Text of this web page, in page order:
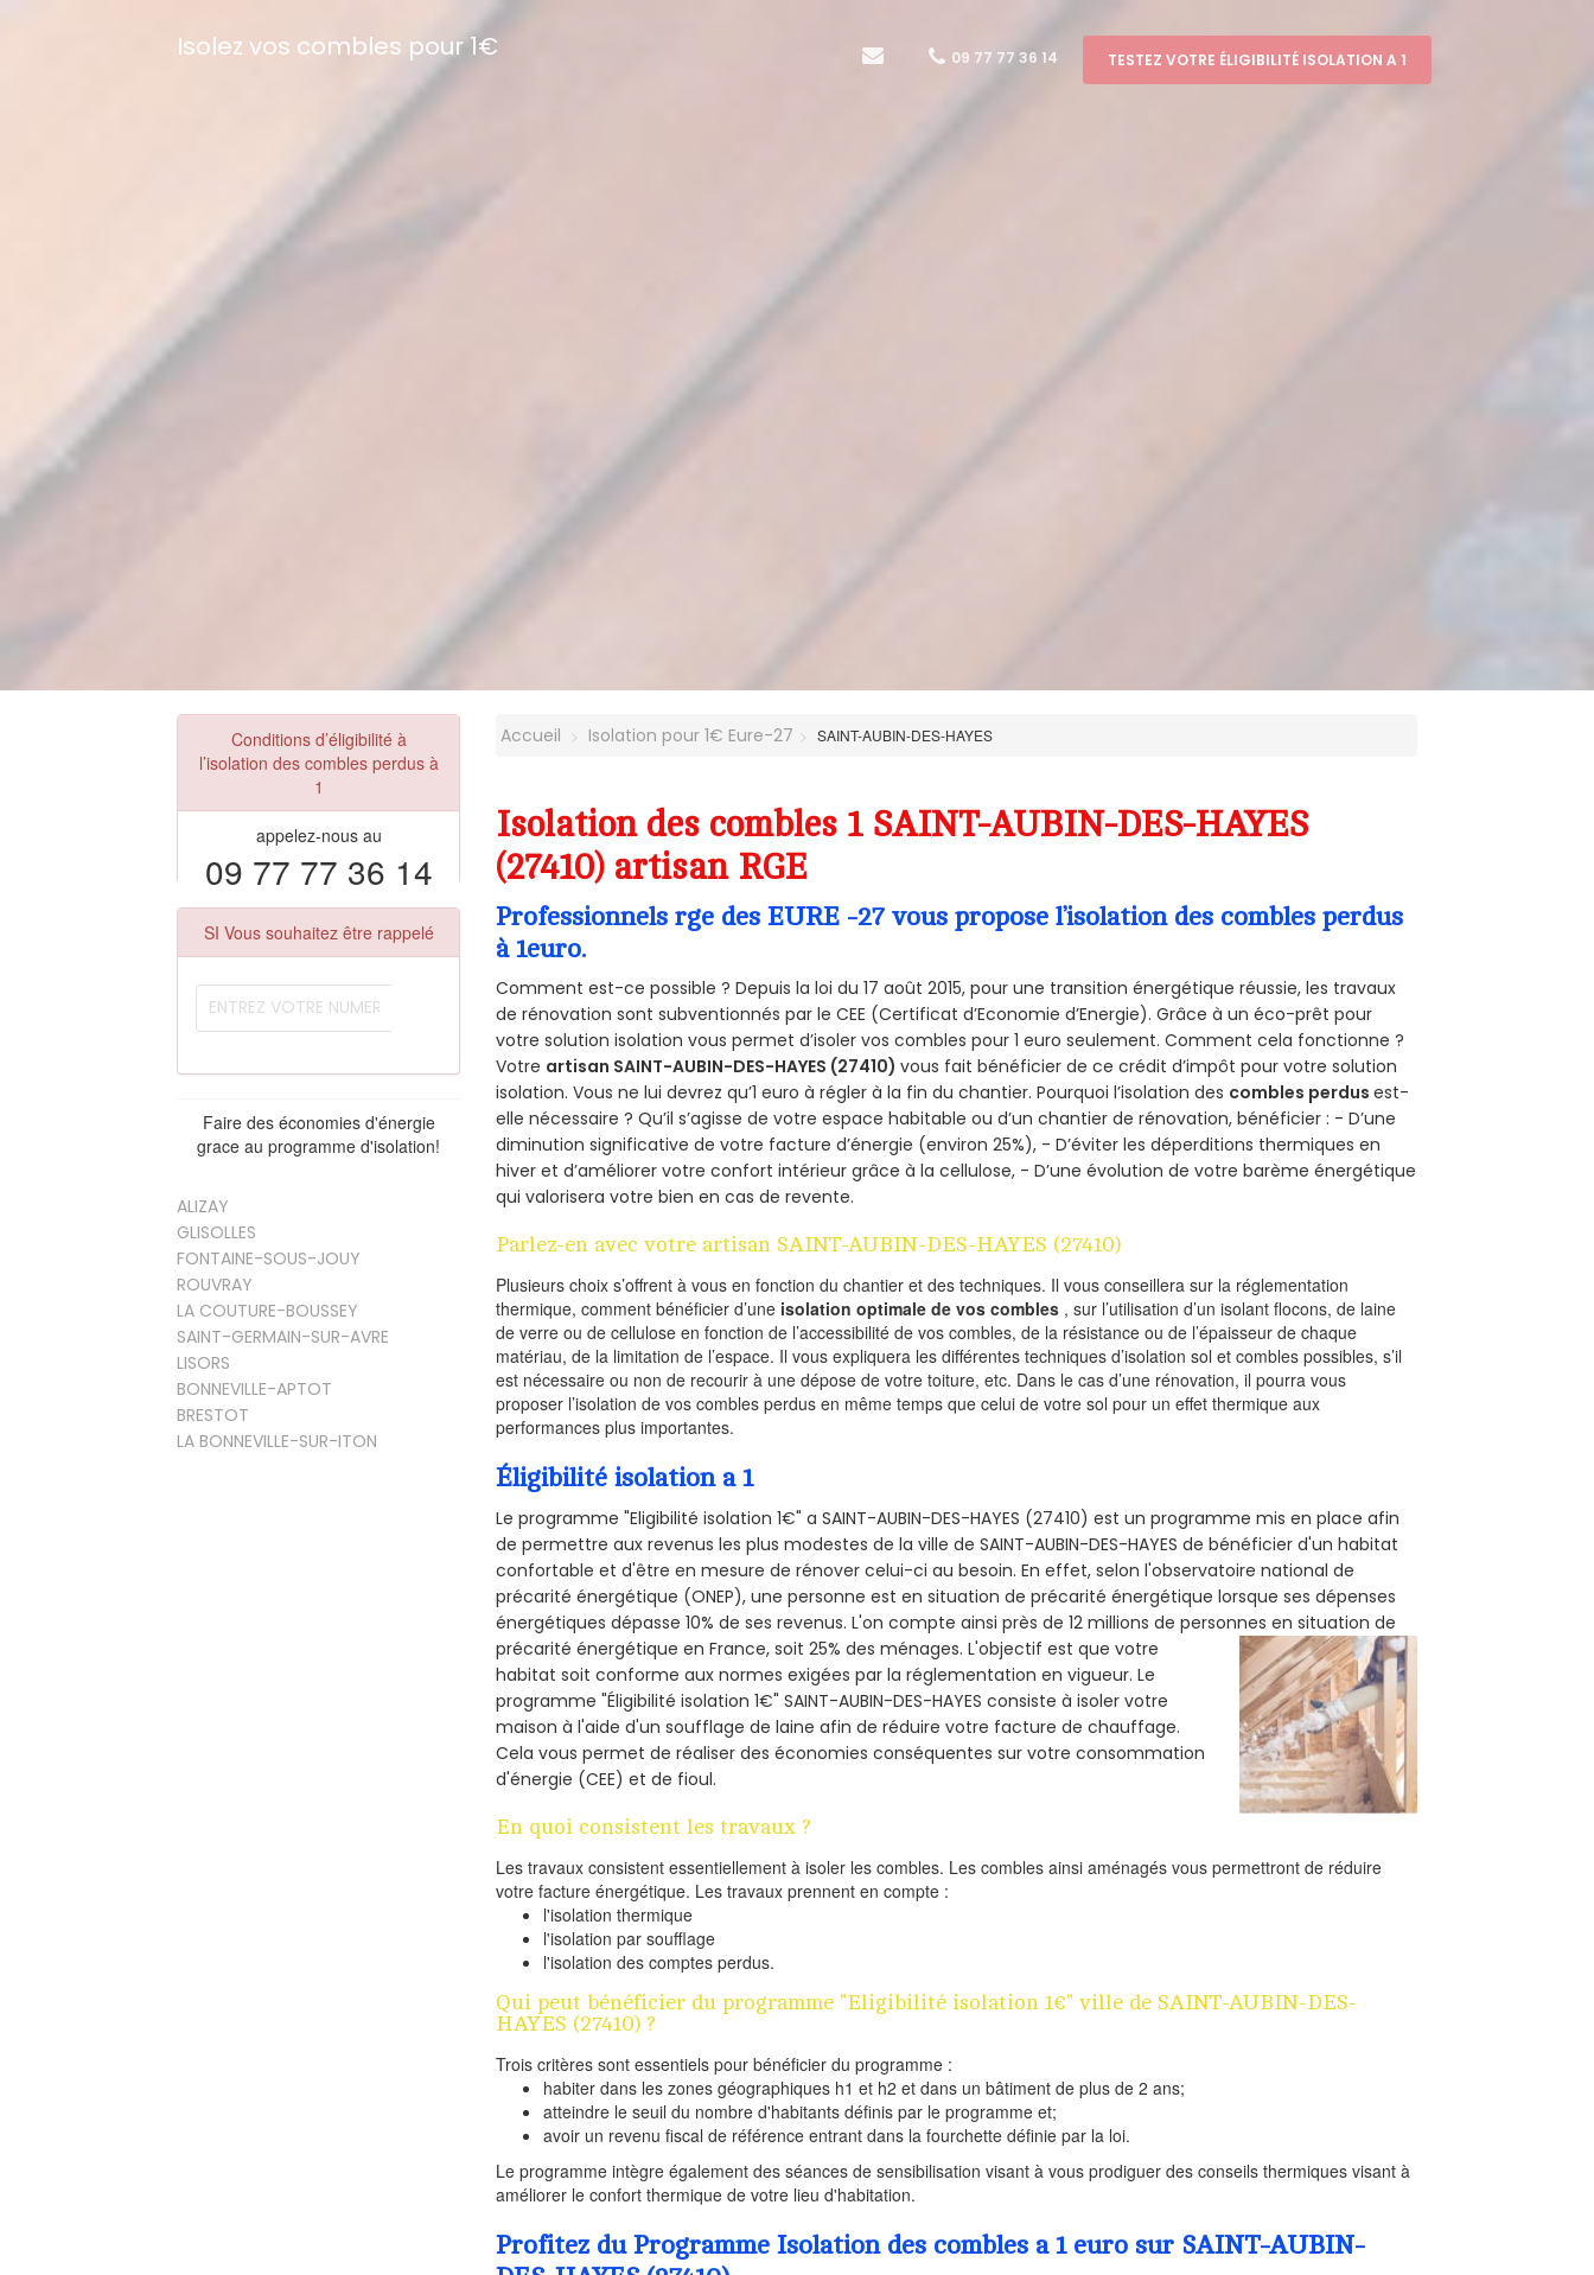
Isolez vos combles pour 1€ 09 77 77 36 14 TESTEZ VOTRE ÉLIGIBILITÉ ISOLATION A 1
Conditions d’éligibilité à
l’isolation des combles perdus à
1
appelez-nous au
09 77 77 36 14
SI Vous souhaitez être rappelé
Faire des économies d'énergie
grace au programme d'isolation!
ALIZAY
GLISOLLES
FONTAINE-SOUS-JOUY
ROUVRAY
LA COUTURE-BOUSSEY
SAINT-GERMAIN-SUR-AVRE
LISORS
BONNEVILLE-APTOT
BRESTOT
LA BONNEVILLE-SUR-ITON
Accueil Isolation pour 1€ Eure-27 SAINT-AUBIN-DES-HAYES
Isolation des combles 1 SAINT-AUBIN-DES-HAYES
(27410) artisan RGE
Professionnels rge des EURE -27 vous propose l’isolation des combles perdus
à 1euro.
Comment est-ce possible ? Depuis la loi du 17 août 2015, pour une transition énergétique réussie, les travaux
de rénovation sont subventionnés par le CEE (Certificat d’Economie d’Energie). Grâce à un éco-prêt pour
votre solution isolation vous permet d’isoler vos combles pour 1 euro seulement. Comment cela fonctionne ?
Votre artisan SAINT-AUBIN-DES-HAYES (27410)vous fait bénéficier de ce crédit d’impôt pour votre solution
isolation. Vous ne lui devrez qu’1 euro à régler à la fin du chantier. Pourquoi l’isolation des combles perdusest-
elle nécessaire ? Qu’il s’agisse de votre espace habitable ou d’un chantier de rénovation, bénéficier : - D’une
diminution significative de votre facture d’énergie (environ 25%), - D’éviter les déperditions thermiques en
hiver et d’améliorer votre confort intérieur grâce à la cellulose, - D’une évolution de votre barème énergétique
qui valorisera votre bien en cas de revente.
Parlez-en avec votre artisan SAINT-AUBIN-DES-HAYES (27410)
Plusieurs choix s’offrent à vous en fonction du chantier et des techniques. Il vous conseillera sur la réglementation
thermique, comment bénéficier d’une isolation optimale de vos combles , sur l’utilisation d’un isolant flocons, de laine
de verre ou de cellulose en fonction de l’accessibilité de vos combles, de la résistance ou de l’épaisseur de chaque
matériau, de la limitation de l’espace. Il vous expliquera les différentes techniques d’isolation sol et combles possibles, s’il
est nécessaire ou non de recourir à une dépose de votre toiture, etc. Dans le cas d’une rénovation, il pourra vous
proposer l’isolation de vos combles perdus en même temps que celui de votre sol pour un effet thermique aux
performances plus importantes.
Éligibilité isolation a 1
Le programme "Eligibilité isolation 1€" a SAINT-AUBIN-DES-HAYES (27410) est un programme mis en place afin
de permettre aux revenus les plus modestes de la ville de SAINT-AUBIN-DES-HAYES de bénéficier d'un habitat
confortable et d'être en mesure de rénover celui-ci au besoin. En effet, selon l'observatoire national de
précarité énergétique (ONEP), une personne est en situation de précarité énergétique lorsque ses dépenses
énergétiques dépasse 10% de ses revenus. L'on compte ainsi près de 12 millions de personnes en situation de
précarité énergétique en France, soit 25% des ménages.L'objectif est que votre
habitat soit conforme aux normes exigées par la réglementation en vigueur. Le
programme "Éligibilité isolation 1€" SAINT-AUBIN-DES-HAYES consiste à isoler votre
maison à l'aide d'un soufflage de laine afin de réduire votre facture de chauffage.
Cela vous permet de réaliser des économies conséquentes sur votre consommation
d'énergie (CEE) et de fioul.
En quoi consistent les travaux ?
Les travaux consistent essentiellement à isoler les combles. Les combles ainsi aménagés vous permettront de réduire
votre facture énergétique. Les travaux prennent en compte :
l'isolation thermique
l'isolation par soufflage
l'isolation des comptes perdus.
Qui peut bénéficier du programme "Eligibilité isolation 1€" ville de SAINT-AUBIN-DES-
HAYES (27410) ?
Trois critères sont essentiels pour bénéficier du programme :
habiter dans les zones géographiques h1 et h2 et dans un bâtiment de plus de 2 ans;
atteindre le seuil du nombre d'habitants définis par le programme et;
avoir un revenu fiscal de référence entrant dans la fourchette définie par la loi.
Le programme intègre également des séances de sensibilisation visant à vous prodiguer des conseils thermiques visant à
améliorer le confort thermique de votre lieu d'habitation.
Profitez du Programme Isolation des combles a 1 euro sur SAINT-AUBIN-